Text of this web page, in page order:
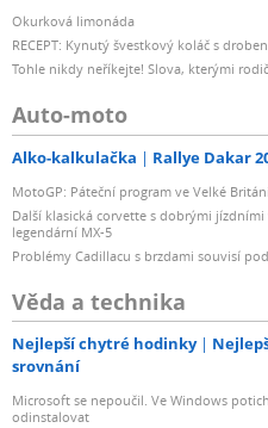
Okurková limonáda
RECEPT: Kynutý švestkový koláč s
Tohle nikdy neříkejte! Slova, kterými
Auto-moto
Alko-kalkulačka Rallye Dakar
MotoGP: Páteční program ve Velké
Další klasická corvette s dobrými
legendární MX-5
Problémy Cadillacu s brzdami souvisí
Věda a technika
Nejlepší chytré hodinky
srovnání
Microsoft se nepoučil. Ve Windows
odinstalovat